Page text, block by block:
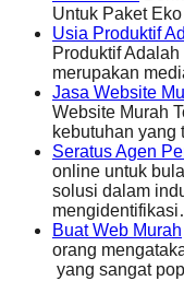
Untuk Paket
Usia Produktif
Produktif
merupakan
Jasa Website
Website Murah
kebutuhan
Seratus Agen
online untuk
solusi dalam
Buat Web Murah
orang
yang sangat